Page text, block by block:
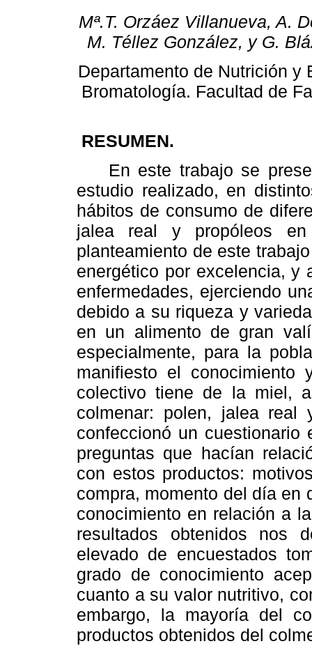
Mª.T. Orzáez Villanueva, A.
M. Téllez González, y G.
Departamento de Nutrición y
Bromatología. Facultad de
RESUMEN.
En este trabajo se
estudio realizado, en
hábitos de consumo de
jalea real y propóleos
planteamiento de este
energético por excelencia, y
enfermedades, ejerciendo
debido a su riqueza y
en un alimento de gran
especialmente, para la
manifiesto el
colectivo tiene de la miel,
colmenar: polen, jalea real
confeccionó un
preguntas que hacían
con estos productos:
compra, momento del día en
conocimiento en relación a
resultados obtenidos nos
elevado de encuestados
grado de conocimiento
cuanto a su valor nutritivo,
embargo, la mayoría del
productos obtenidos del